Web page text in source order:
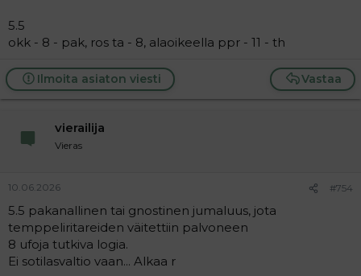
5.5
okk - 8 - pak, ros ta - 8, alaoikeella ppr - 11 - th
Vastaa
Ilmoita asiaton viesti
vierailija
Vieras
10.06.2026 #754
5.5 pakanallinen tai gnostinen jumaluus, jota
temppeliritareiden väitettiin palvoneen
8 ufoja tutkiva logia.
Ei sotilasvaltio vaan... Alkaa r